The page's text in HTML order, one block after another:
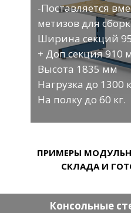
-Поставляется
метизов для
Ширина секций
+ Доп секция 910
Высота 1835 мм
Нагрузка до 1300
На полку до 60 кг.
Консольные
ПРИМЕРЫ
СКЛАДА И